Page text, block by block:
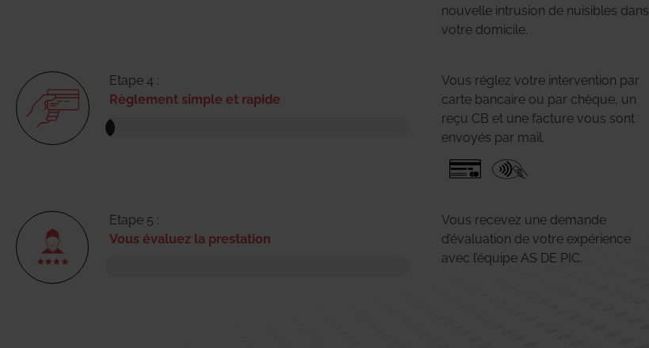
nouvelle intrusion de nuisibles dans
votre domicile.
Etape 4 :
Règlement simple et rapide
Vous réglez votre intervention par
carte bancaire ou par chèque, un
reçu CB et une facture vous sont
envoyés par mail.
Etape 5 :
Vous évaluez la prestation
Vous recevez une demande
d’évaluation de votre expérience
avec l’équipe AS DE PIC.